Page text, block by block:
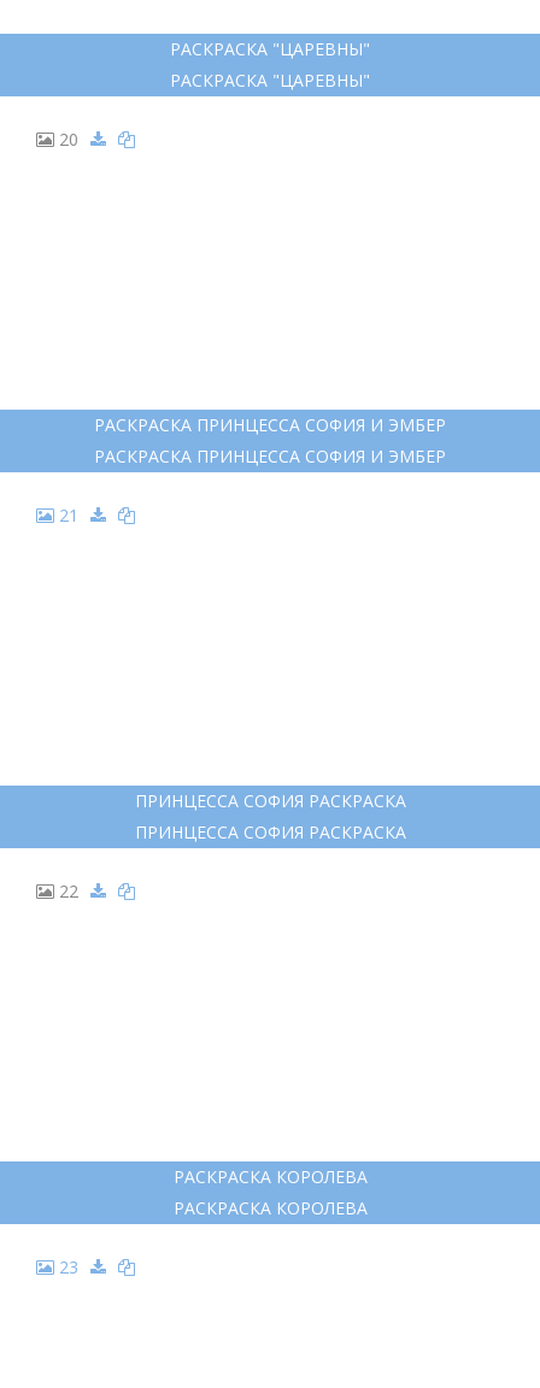
РАСКРАСКА "ЦАРЕВНЫ"
РАСКРАСКА "ЦАРЕВНЫ"
20
РАСКРАСКА ПРИНЦЕССА СОФИЯ И ЭМБЕР
РАСКРАСКА ПРИНЦЕССА СОФИЯ И ЭМБЕР
21
ПРИНЦЕССА СОФИЯ РАСКРАСКА
ПРИНЦЕССА СОФИЯ РАСКРАСКА
22
РАСКРАСКА КОРОЛЕВА
РАСКРАСКА КОРОЛЕВА
23